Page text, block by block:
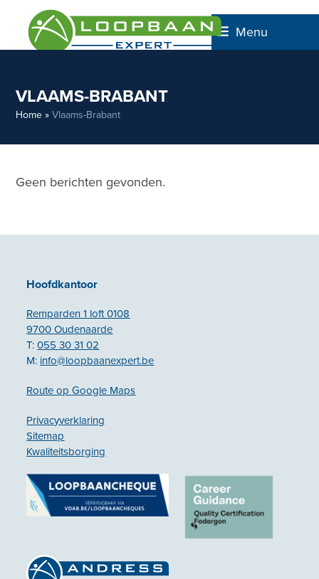
content
Menu
VLAAMS-BRABANT
Home »Vlaams-Brabant
Geen berichten gevonden.
Hoofdkantoor
Remparden 1 loft 0108
9700 Oudenaarde
T:055 30 31 02
M: info@loopbaanexpert.be
Route op Google Maps
Privacyverklaring
Sitemap
Kwaliteitsborging